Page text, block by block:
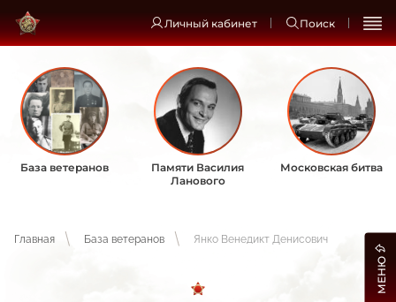
Личный кабинет Поиск
База ветеранов
Памяти Василия
Ланового
Московская битва
Главная База ветеранов Янко Венедикт Денисович
МЕНЮ